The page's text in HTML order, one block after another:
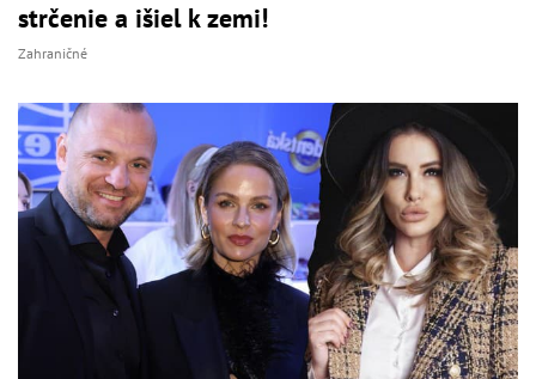
strčenie a išiel k zemi!
Zahraničné